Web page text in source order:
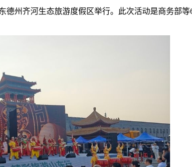
德州齐河生态旅游度假区举行。此次活动是商务部等